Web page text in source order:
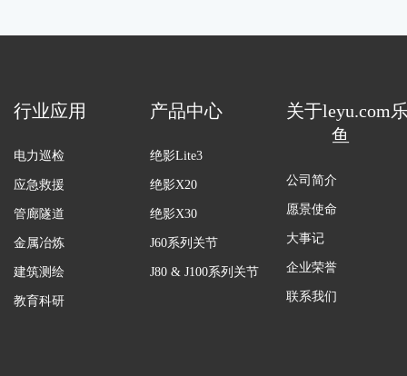
行业应用
电力巡检
应急救援
管廊隧道
金属冶炼
建筑测绘
教育科研
产品中心
绝影Lite3
绝影X20
绝影X30
J60系列关节
J80 & J100系列关节
关于leyu.com
鱼
公司简介
愿景使命
大事记
企业荣誉
联系我们